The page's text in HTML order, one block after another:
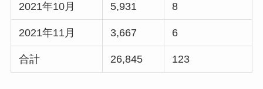
2021年10月 5,931 8
2021年11月 3,667 6
合計 26,845 123